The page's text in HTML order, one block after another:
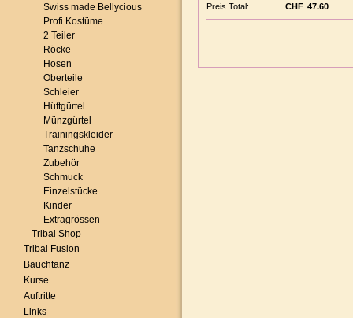
Swiss made Bellycious
Profi Kostüme
2 Teiler
Röcke
Hosen
Oberteile
Schleier
Hüftgürtel
Münzgürtel
Trainingskleider
Tanzschuhe
Zubehör
Schmuck
Einzelstücke
Kinder
Extragrössen
Tribal Shop
Tribal Fusion
Bauchtanz
Kurse
Auftritte
Links
Preis Total:
CHF